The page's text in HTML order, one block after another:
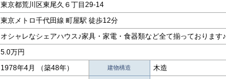
東京都荒川区東尾久６丁目29-14
東京メトロ千代田線 町屋駅 徒歩12分
オシャレなシェアハウス♪家具・家電・食器類など全て揃っております♪
5.0万円
1978年4月 （築48年） 建物構造 木造